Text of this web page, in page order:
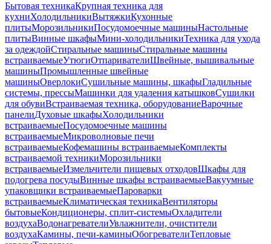
Бытовая техникаКрупная техника для
кухниХолодильникиВытяжкиКухонные
плитыМорозильникиПосудомоечные машиныНастольные
плитыВинные шкафыМини-холодильникиТехника для ухода
за одеждойСтиральные машиныСтиральные машины
встраиваемыеУтюгиОтпаривателиШвейные, вышивальные
машиныПромышленные швейные
машиныОверлокиСушильные машины, шкафыГладильные
системы, прессыМашинки для удаления катышковСушилки
для обувиВстраиваемая техника, оборудованиеВарочные
панелиДуховые шкафыХолодильники
встраиваемыеПосудомоечные машины
встраиваемыеМикроволновые печи
встраиваемыеКофемашины встраиваемыеКомплекты
встраиваемой техникиМорозильники
встраиваемыеИзмельчители пищевых отходовШкафы для
подогрева посудыВинные шкафы встраиваемыеВакуумные
упаковщики встраиваемыеПароварки
встраиваемыеКлиматическая техникаВентиляторы
бытовыеКондиционеры, сплит-системыОхладители
воздухаВодонагревателиУвлажнители, очистители
воздухаКамины, печи-каминыОбогревателиТепловые